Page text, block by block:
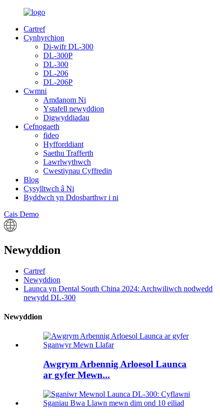
Cartref
Cynhyrchion
Di-wifr DL-300
DL-300P
DL-300
DL-206
DL-206P
Cwmni
Amdanom Ni
Ystafell newyddion
Digwyddiadau
Cefnogaeth
fideo
Hyfforddiant
Saethu Trafferth
Lawrlwythwch
Cwestiynau Cyffredin
Blog
Cysylltwch â Ni
Byddwch yn Ddosbarthwr i ni
Cais Demo
Newyddion
Cartref
Newyddion
Launca yn Dental South China 2024: Archwiliwch nodwedd
newydd DL-300
Newyddion
Awgrym Arbennig Arloesol Launca
ar gyfer Mewn...